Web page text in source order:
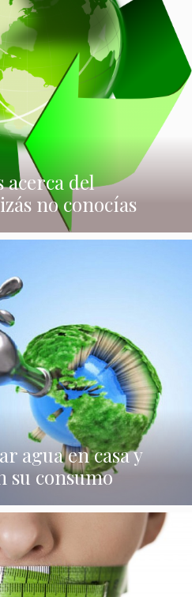
acerca del
no conocías
agua en casa y
su consumo